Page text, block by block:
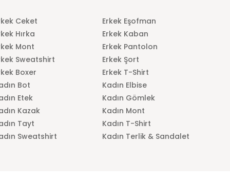
Ceket
Erkek Eşofman
Hırka
Erkek Kaban
Mont
Erkek Pantolon
Sweatshirt
Erkek Şort
Boxer
Erkek T-Shirt
Bot
Kadın Elbise
Etek
Kadın Gömlek
Kazak
Kadın Mont
Tayt
Kadın T-Shirt
Sweatshirt Kadın Terlik & Sandalet